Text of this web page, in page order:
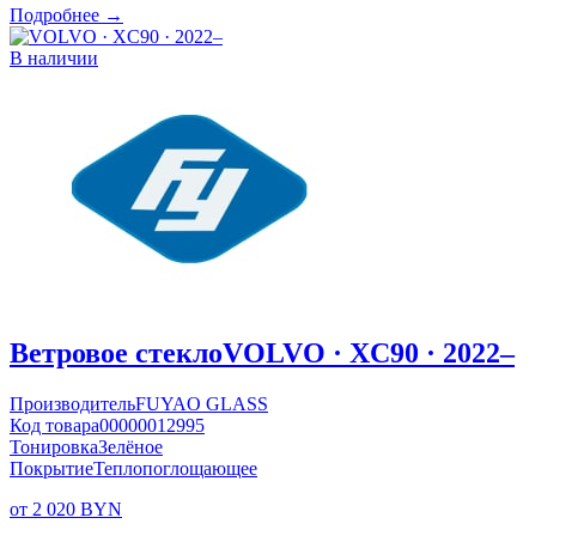
Подробнее →
В наличии
Ветровое стеклоVOLVO · XC90 · 2022–
ПроизводительFUYAO GLASS
Код товара00000012995
ТонировкаЗелёное
ПокрытиеТеплопоглощающее
от 2 020 BYN